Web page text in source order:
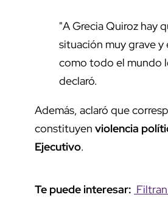
"A Grecia Quiroz hay
situación muy grave y
como todo el mundo
declaró.
Además, aclaró que
constituyen violencia
Ejecutivo.
Te puede interesar: